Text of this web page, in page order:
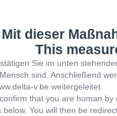
Mit dieser
This
Sie im unten
sind. Anschließend
v.be weitergeleitet.
that you are human by
below. You will then be